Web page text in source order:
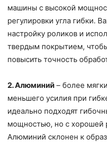
машины с высокой
регулировки угла гибки.
настройку роликов и
твердым покрытием,
повысить точность
2. Алюминий – более
меньшего усилия при
идеально подходят
мощностью, но с хорошей
Алюминий склонен к